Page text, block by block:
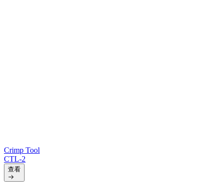
Crimp Tool
CTL-2
查看